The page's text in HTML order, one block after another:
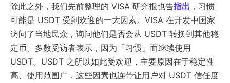
除此之外，我们先前整理的 VISA 研究报也告指出 ，习惯
可能是 USDT 受到欢迎的一大因素。VISA 在开发中国家
访问了当地民众，询问他们是否会从 USDT 转换到其他稳
定币。多数受访者表示，因为「习惯」而继续使用
USDT。USDT 之所以如此受欢迎，主要原因在于稳定性
高、使用范围广，这些因素也连带让用户对 USDT 信任度